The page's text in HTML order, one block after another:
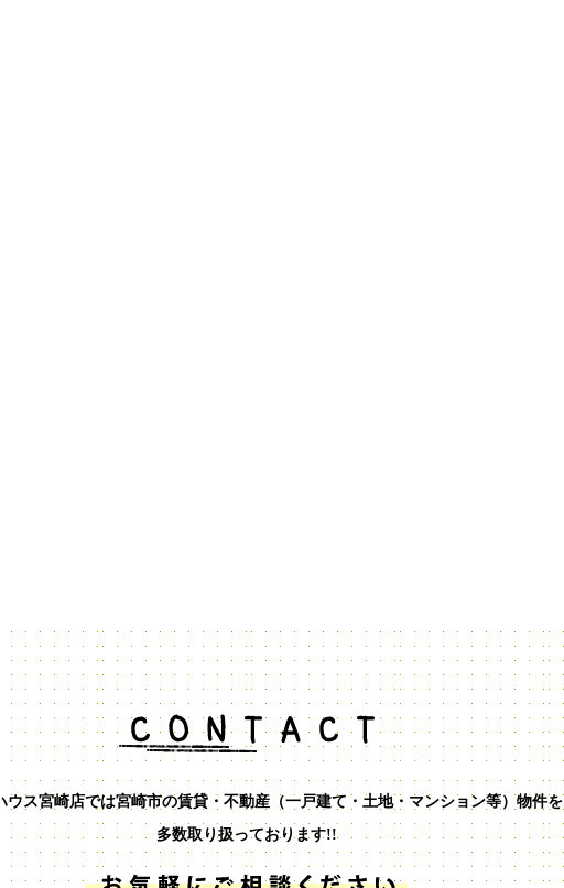
ウス宮崎店では宮崎市の賃貸・不動産（一戸建て・土地・マンション等）物件を
多数取り扱っております!!